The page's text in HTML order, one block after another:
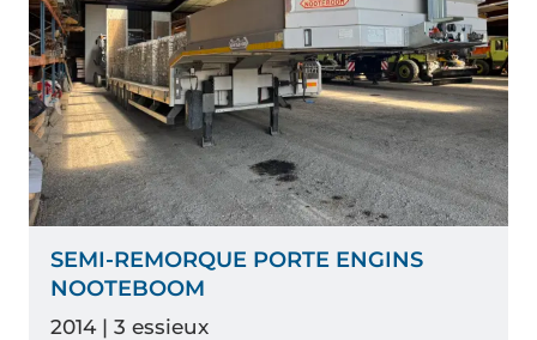
SEMI-REMORQUE PORTE ENGINS
NOOTEBOOM
2014 | 3 essieux